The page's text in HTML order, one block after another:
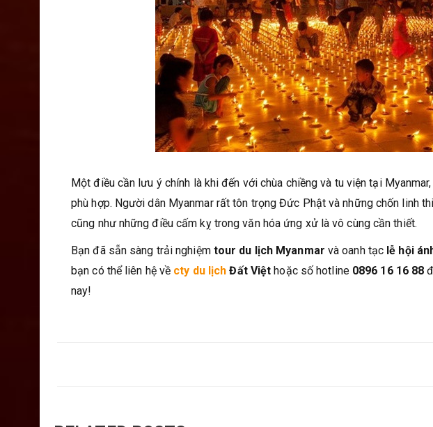
Một điều cần lưu ý chính là khi đến với chùa chiềng và tu viện tại
phù hợp. Người dân Myanmar rất tôn trọng Đức Phật và những chốn linh
cũng như những điều cấm kỵ trong văn hóa ứng xử là vô cùng cần thiết.
Bạn đã sẵn sàng trải nghiệm tour du lịch Myanmar và oanh tạc lễ hội
bạn có thể liên hệ về cty du lịch Đất Việt hoặc số hotline 0896 16 16 88
nay!